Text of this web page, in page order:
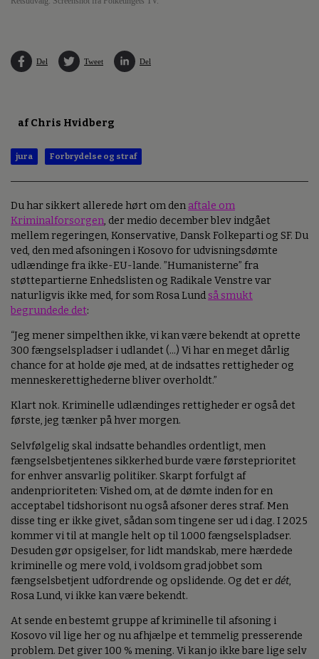
Del Tweet Del
af Chris Hvidberg
jura Forbrydelse og straf
Du har sikkert allerede hørt om den aftale om
Kriminalforsorgen, der medio december blev indgået
mellem regeringen, Konservative, Dansk Folkeparti og SF. Du
ved, den med afsoningen i Kosovo for udvisningsdømte
udlændinge fra ikke-EU-lande. ”Humanisterne” fra
støttepartierne Enhedslisten og Radikale Venstre var
naturligvis ikke med, for som Rosa Lund så smukt
begrundede det:
“Jeg mener simpelthen ikke, vi kan være bekendt at oprette
300 fængselspladser i udlandet (...) Vi har en meget dårlig
chance for at holde øje med, at de indsattes rettigheder og
menneskerettighederne bliver overholdt.”
Klart nok. Kriminelle udlændinges rettigheder er også det
første, jeg tænker på hver morgen.
Selvfølgelig skal indsatte behandles ordentligt, men
fængselsbetjentenes sikkerhed burde være førsteprioritet
for enhver ansvarlig politiker. Skarpt forfulgt af
andenprioriteten: Vished om, at de dømte inden for en
acceptabel tidshorisont nu også afsoner deres straf. Men
disse ting er ikke givet, sådan som tingene ser ud i dag. I 2025
kommer vi til at mangle helt op til 1.000 fængselspladser.
Desuden gør opsigelser, for lidt mandskab, mere hærdede
kriminelle og mere vold, i voldsom grad jobbet som
fængselsbetjent udfordrende og opslidende. Og det erdét,
Rosa Lund, vi ikke kan være bekendt.
At sende en bestemt gruppe af kriminelle til afsoning i
Kosovo vil lige her og nu afhjælpe et temmelig presserende
problem. Det giver 100 % mening. Vi kan jo ikke bare lige selv